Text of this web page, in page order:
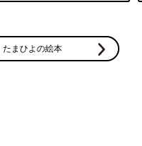
たまひよの絵本